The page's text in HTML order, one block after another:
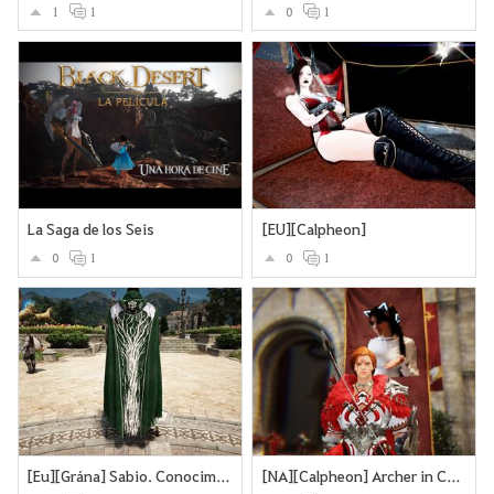
1 1 0 1
La Saga de los Seis
0 1
[EU][Calpheon]
0 1
[Eu][Grána] Sabio. Conocimiento del árbol milenario [NA][Calpheon] Archer in Calpheon